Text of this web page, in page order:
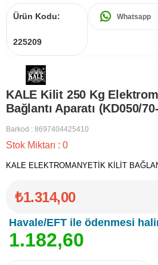
Ürün Kodu:
225209
Whatsapp
KALE Kilit 250 Kg
Bağlantı Aparatı (KD050/
Barkod : 8697404425410
Stok Miktarı : 0
KALE ELEKTROMANYETİK KİLİT
₺1.314,00
Havale/EFT ile ödenmesi
1.182,60